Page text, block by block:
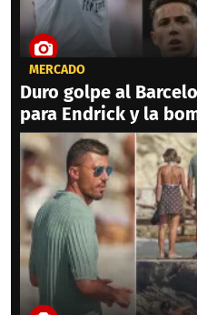
MERCADO
Duro golpe al
para Endrick y la